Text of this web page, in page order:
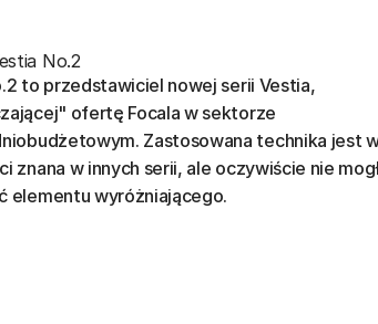
No.2
to przedstawiciel nowej serii Vestia,
ofertę Focala w sektorze
Zastosowana technika jest
znana w innych serii, ale oczywiście nie
elementu wyróżniającego.